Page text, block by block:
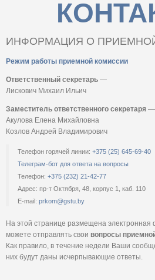
ИНФОРМАЦИЯ О
Режим работы приемной комиссии
Ответственный секретарь —
Лискович Михаил Ильич
Заместитель ответственного секретаря —
Акулова Елена Михайловна
Козлов Андрей Владимирович
Телефон горячей линии: +375 (25) 645-69-40
Телеграм-бот для ответа на вопросы
Телефон: +375 (232) 21-42-77
Адрес: пр-т Октября, 48, корпус 1, каб. 110
E-mail: prkom@gstu.by
На этой странице размещена
можете отправлять свои вопросы
Как правило, в течение недели Ваши
них будут даны исчерпывающие ответы.